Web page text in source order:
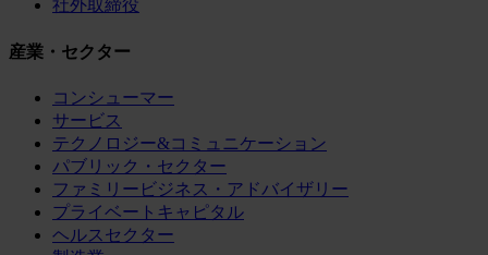
社外取締役
産業・セクター
コンシューマー
サービス
テクノロジー&コミュニケーション
パブリック・セクター
ファミリービジネス・アドバイザリー
プライベートキャピタル
ヘルスセクター